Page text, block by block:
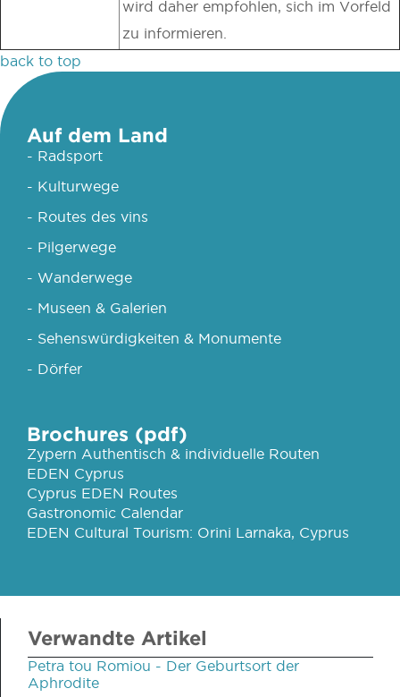
wird daher empfohlen, sich im Vorfeld
zu informieren.
back to top
Auf dem Land
- Radsport
- Kulturwege
- Routes des vins
- Pilgerwege
- Wanderwege
- Museen & Galerien
- Sehenswürdigkeiten & Monumente
- Dörfer
Brochures (pdf)
Zypern Authentisch & individuelle Routen
EDEN Cyprus
Cyprus EDEN Routes
Gastronomic Calendar
EDEN Cultural Tourism: Orini Larnaka, Cyprus
Verwandte Artikel
Petra tou Romiou - Der Geburtsort der
Aphrodite